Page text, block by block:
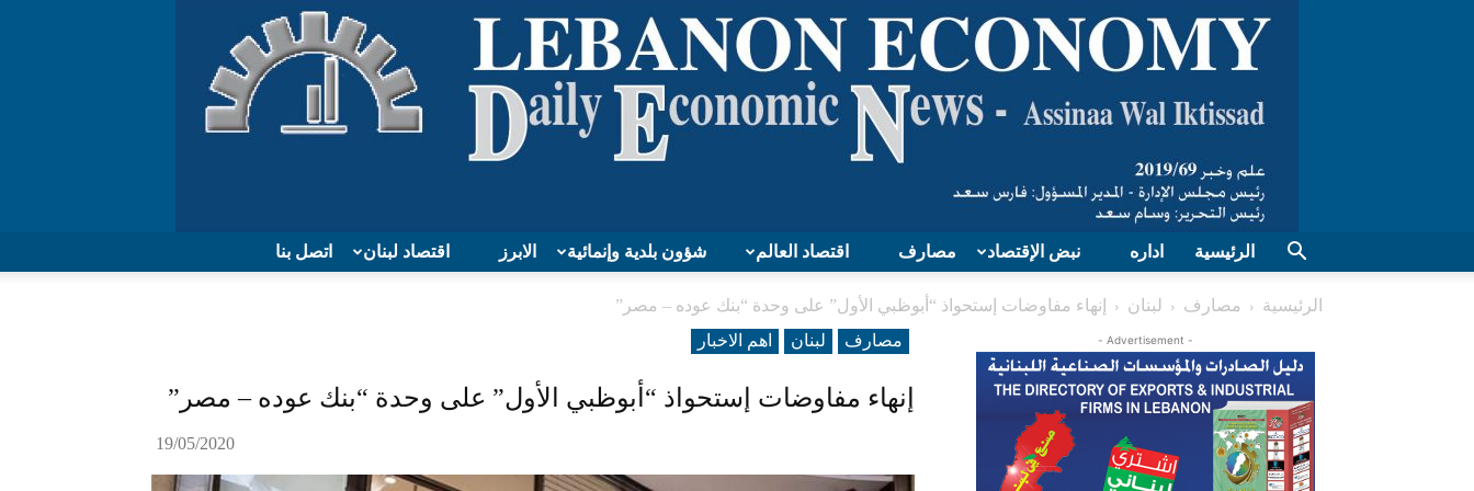
Lebanon
اتصل بنا اقتصاد لبنان الابرز شؤون بلدية وإنمائية اقتصاد العالم مصارف نبض الإقتصاد اداره الرئيسية
الرئيسية مصارف لبنان
إنهاء مفاوضات إستحواذ “أبوظبي الأول” على وحدة “بنك عوده – مصر”
مصارف
لبنان اهم الاخبار
إنهاء مفاوضات إستحواذ “أبوظبي الأول” على وحدة “بنك عوده – مصر”
19/05/2020
- Advertisement -